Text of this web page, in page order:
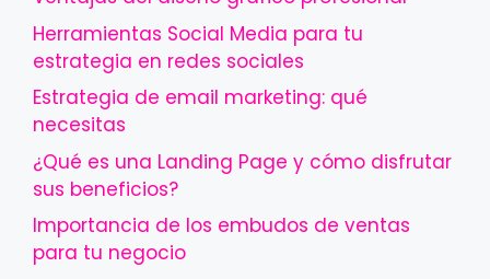
Herramientas Social Media para tu
estrategia en redes sociales
Estrategia de email marketing: qué
necesitas
¿Qué es una Landing Page y cómo disfrutar
sus beneficios?
Importancia de los embudos de ventas
para tu negocio